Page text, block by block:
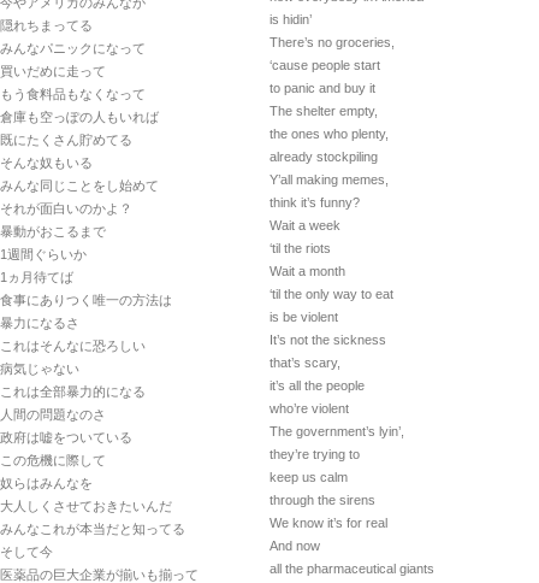
隠れちまってる
みんなパニックになって
買いだめに走って
もう食料品もなくなって
倉庫も空っぽの人もいれば
既にたくさん貯めてる
そんな奴もいる
みんな同じことをし始めて
それが面白いのかよ？
暴動がおこるまで
1週間ぐらいか
1ヵ月待てば
食事にありつく唯一の方法は
暴力になるさ
これはそんなに恐ろしい
病気じゃない
これは全部暴力的になる
人間の問題なのさ
政府は嘘をついている
この危機に際して
奴らはみんなを
大人しくさせておきたいんだ
みんなこれが本当だと知ってる
そして今
医薬品の巨大企業が揃いも揃って
is hidin’
There’s no groceries,
‘cause people start
to panic and buy it
The shelter empty,
the ones who plenty,
already stockpiling
Y’all making memes,
think it’s funny?
Wait a week
‘til the riots
Wait a month
‘til the only way to eat
is be violent
It’s not the sickness
that’s scary,
it’s all the people
who’re violent
The government’s lyin’,
they’re trying to
keep us calm
through the sirens
We know it’s for real
And now
all the pharmaceutical giants